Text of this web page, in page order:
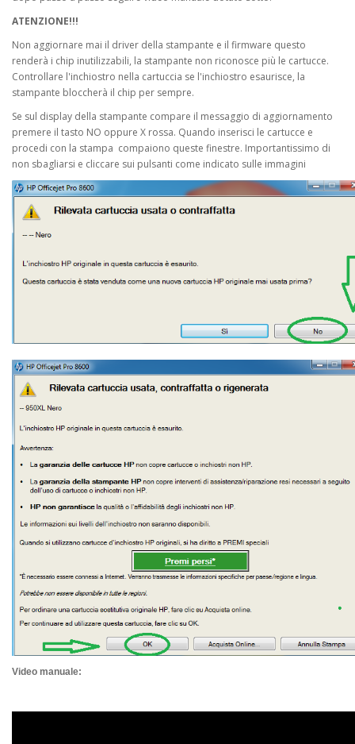
ATENZIONE!!!
Non aggiornare mai il driver della stampante e il firmware questo
renderà i chip inutilizzabili, la stampante non riconosce più le cartucce.
Controllare l'inchiostro nella cartuccia se l'inchiostro esaurisce, la
stampante bloccherà il chip per sempre.
Se sul display della stampante compare il messaggio di aggiornamento
premere il tasto NO oppure X rossa. Quando inserisci le cartucce e
procedi con la stampa compaiono queste finestre. Importantissimo di
non sbagliarsi e cliccare sui pulsanti come indicato sulle immagini
Video manuale: